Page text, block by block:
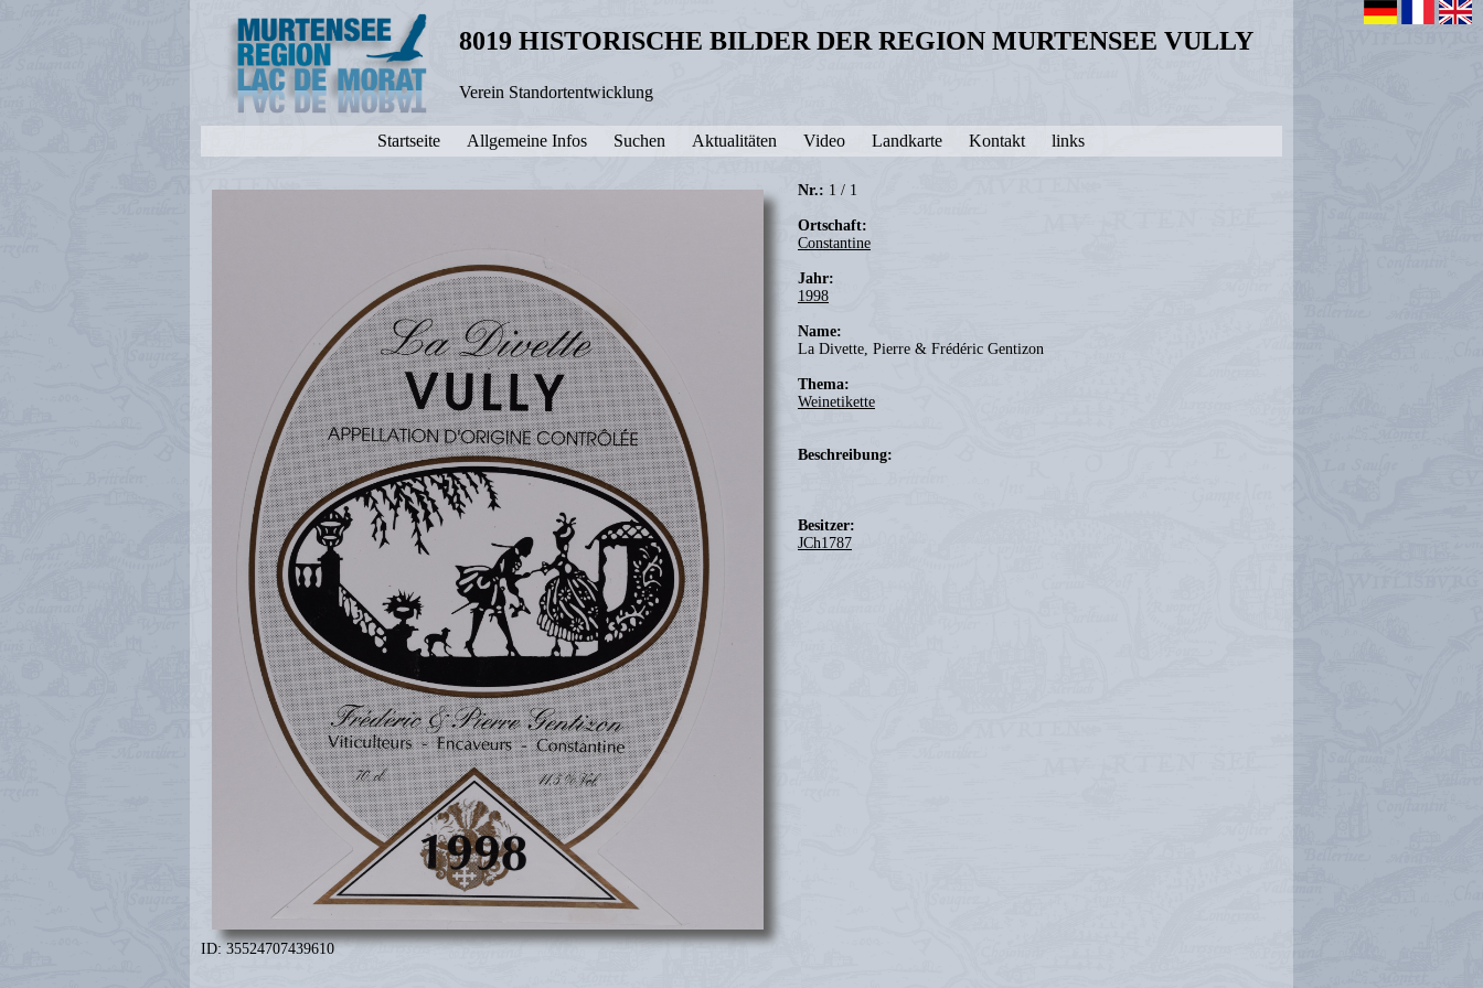
8019 HISTORISCHE BILDER DER REGION MURTENSEE VULLY
Verein Standortentwicklung
Startseite Allgemeine Infos Suchen Aktualitäten Video Landkarte Kontakt links
Nr.: 1 / 1
Ortschaft:
Constantine
Jahr:
1998
Name:
La Divette, Pierre & Frédéric Gentizon
Thema:
Weinetikette
Beschreibung:
Besitzer:
JCh1787
ID: 35524707439610